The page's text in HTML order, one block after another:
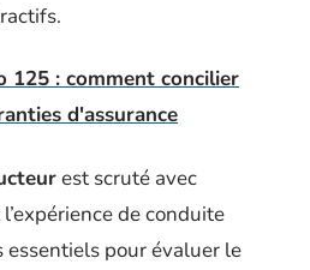
125 : comment concilier
d'assurance
est scruté avec
de conduite
essentiels pour évaluer le